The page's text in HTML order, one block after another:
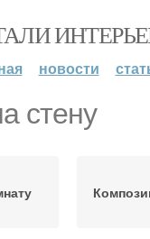
новости
стену